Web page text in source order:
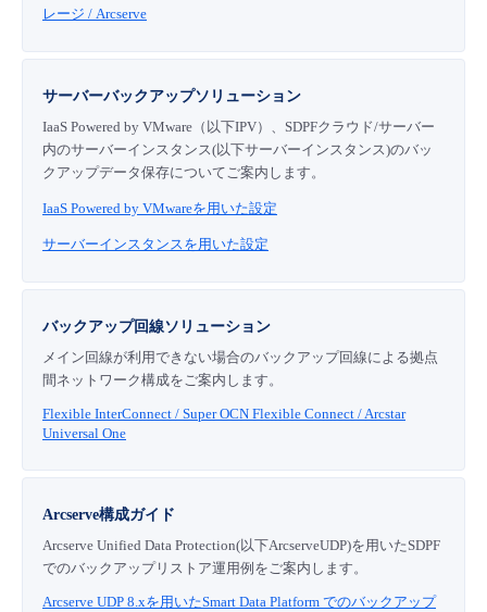
- Flexible Remote Access
- vUTM2
レージ / Arcserve
サーバーバックアップソリューション
IaaS Powered by VMware（以下IPV）、SDPFクラウド/サーバー
内のサーバーインスタンス(以下サーバーインスタンス)のバッ
クアップデータ保存についてご案内します。
IaaS Powered by VMwareを用いた設定
サーバーインスタンスを用いた設定
バックアップ回線ソリューション
メイン回線が利用できない場合のバックアップ回線による拠点
間ネットワーク構成をご案内します。
Flexible InterConnect / Super OCN Flexible Connect / Arcstar
Universal One
Arcserve構成ガイド
Arcserve Unified Data Protection(以下ArcserveUDP)を用いたSDPF
でのバックアップリストア運用例をご案内します。
Arcserve UDP 8.xを用いたSmart Data Platform でのバックアップ